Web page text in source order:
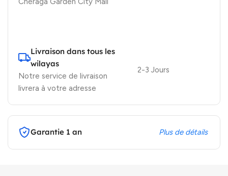
Livraison dans tous les
wilayas
Notre service de livraison
livrera à votre adresse
2-3 Jours
Garantie 1 an Plus de détails